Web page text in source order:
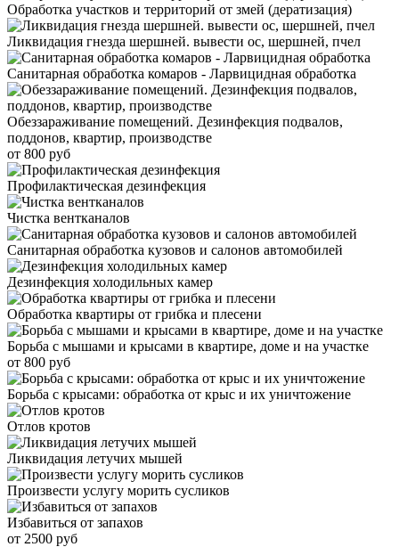
Обработка участков и территорий от змей (дератизация)
Ликвидация гнезда шершней. вывести ос, шершней, пчел
Санитарная обработка комаров - Ларвицидная обработка
Обеззараживание помещений. Дезинфекция подвалов,
поддонов, квартир, производстве
от 800 руб
Профилактическая дезинфекция
Чистка вентканалов
Санитарная обработка кузовов и салонов автомобилей
Дезинфекция холодильных камер
Обработка квартиры от грибка и плесени
Борьба с мышами и крысами в квартире, доме и на участке
от 800 руб
Борьба с крысами: обработка от крыс и их уничтожение
Отлов кротов
Ликвидация летучих мышей
Произвести услугу морить сусликов
Избавиться от запахов
от 2500 руб